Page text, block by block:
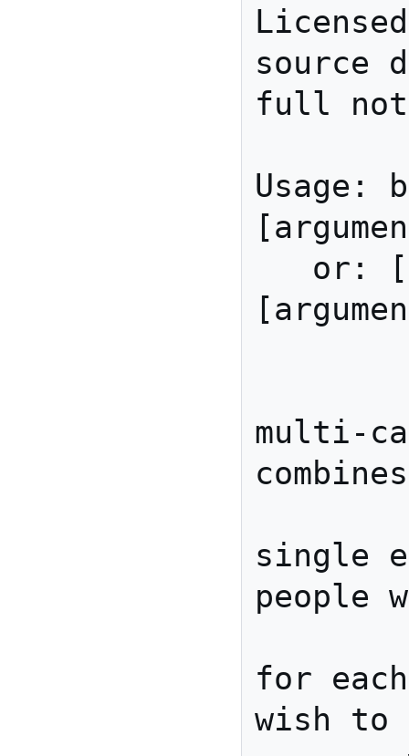
source
full
Usage:
multi-
single
people
for
wish to